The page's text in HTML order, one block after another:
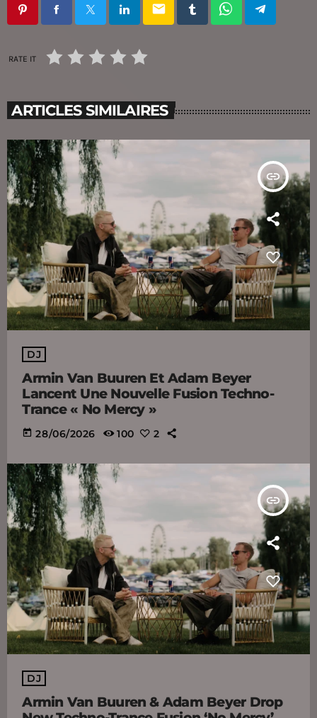
email
RATE IT
ARTICLES SIMILAIRES
insert_link
DJ
Armin Van Buuren Et Adam Beyer
Lancent Une Nouvelle Fusion Techno-
Trance « No Mercy »
today 28/06/2026 100 2
insert_link
DJ
Armin Van Buuren & Adam Beyer Drop